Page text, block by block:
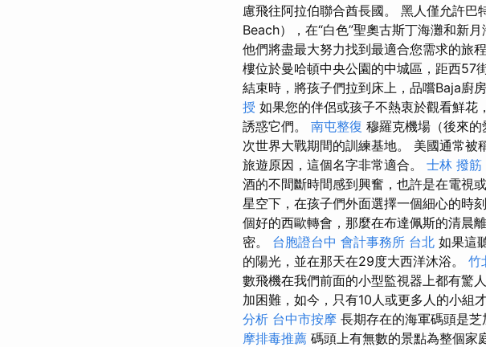
慮飛往阿拉伯聯合酋長國。 黑人僅允許巴
Beach），在“白色”聖奧古斯丁海灘和新月
他們將盡最大努力找到最適合您需求的旅程
樓位於曼哈頓中央公園的中城區，距西57
結束時，將孩子們拉到床上，品嚐Baja廚
授 如果您的伴侶或孩子不熱衷於觀看鮮花
誘惑它們。 南屯整復 穆羅克機場（後來
次世界大戰期間的訓練基地。 美國通常
旅遊原因，這個名字非常適合。 士林 撥筋
酒的不間斷時間感到興奮，也許是在電視
星空下，在孩子們外面選擇一個細心的時刻
個好的西歐轉會，那麼在布達佩斯的清晨
密。 台胞證台中 會計事務所 台北 如果這
的陽光，並在那天在29度大西洋沐浴。 竹
數飛機在我們前面的小型監視器上都有驚
加困難，如今，只有10人或更多人的小組
分析 台中市按摩 長期存在的海軍碼頭是
摩排毒推薦 碼頭上有無數的景點為整個家